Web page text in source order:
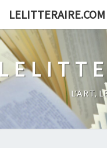
content
LELITTERAIRE.COM
L'ART,